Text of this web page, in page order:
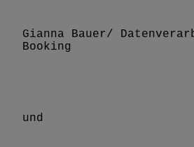
Gianna Bauer/
Booking
und